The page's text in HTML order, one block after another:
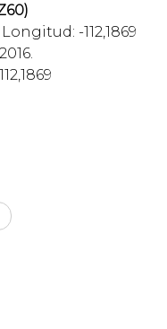
-112,1869